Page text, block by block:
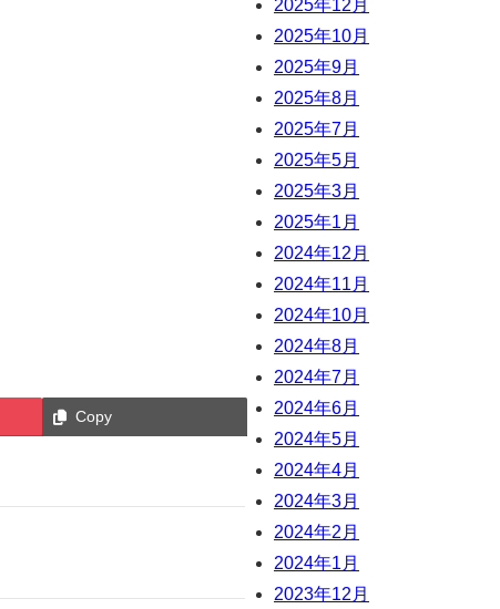
Copy
2025年12月
2025年10月
2025年9月
2025年8月
2025年7月
2025年5月
2025年3月
2025年1月
2024年12月
2024年11月
2024年10月
2024年8月
2024年7月
2024年6月
2024年5月
2024年4月
2024年3月
2024年2月
2024年1月
2023年12月